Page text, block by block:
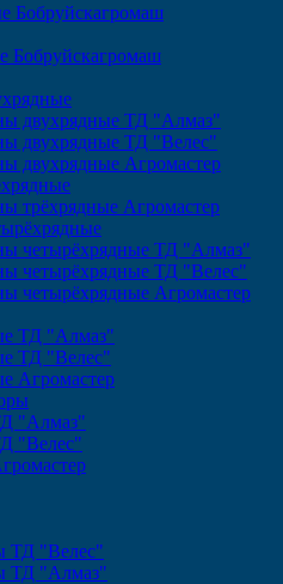
Бобруйскагромаш
Бобруйскагромаш
двухрядные ТД "Алмаз"
двухрядные ТД "Велес"
двухрядные Агромастер
трёхрядные Агромастер
четырёхрядные ТД "Алмаз"
четырёхрядные ТД "Велес"
четырёхрядные Агромастер
ТД "Алмаз"
ТД "Велес"
Агромастер
"Алмаз"
"Велес"
ТД "Велес"
ТД "Алмаз"